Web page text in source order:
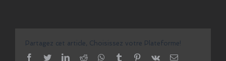
Partagez cet article, Choisissez votre Plateforme!
facebook
twitterlinkedinreddit whatsapptumblr pinterest
vk Email